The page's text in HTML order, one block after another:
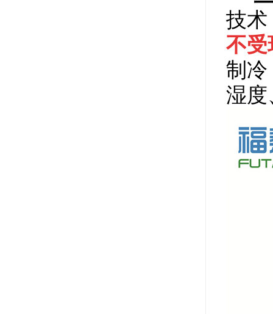
技术
不受
制冷
湿度